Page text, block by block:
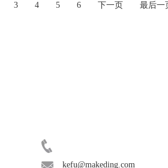
3 4 5 6 下一页 最后一
kefu@makeding.com